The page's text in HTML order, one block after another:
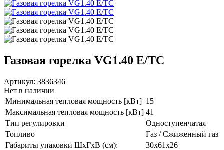
Газовая горелка VG1.40 E/TC
Артикул: 3836346
Нет в наличии
Минимальная тепловая мощность [кВт] 15
Максимальная тепловая мощность [кВт] 41
Тип регулировки
Одноступенчатая
Топливо
Газ / Сжиженный газ
Габариты упаковки ШхГхВ (см):
30x61x26